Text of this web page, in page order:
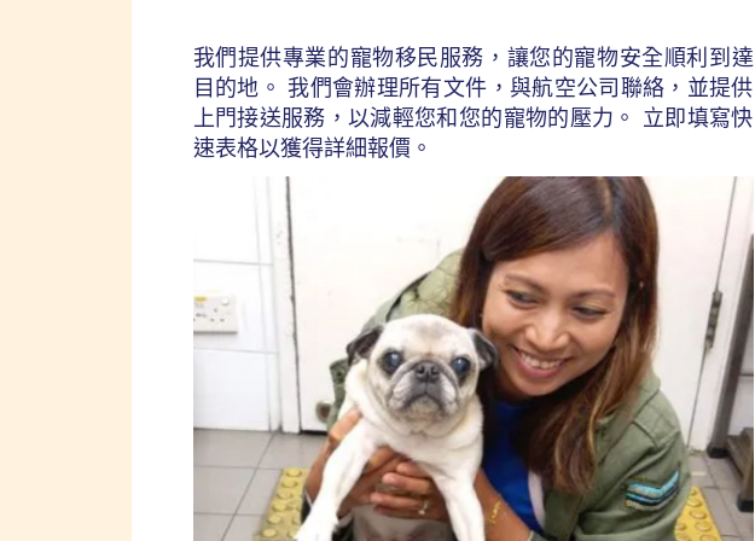
我們提供專業的寵物移民服務，讓您的寵物安全順利到達
目的地。 我們會辦理所有文件，與航空公司聯絡，並提供
上門接送服務，以減輕您和您的寵物的壓力。 立即填寫快
速表格以獲得詳細報價。